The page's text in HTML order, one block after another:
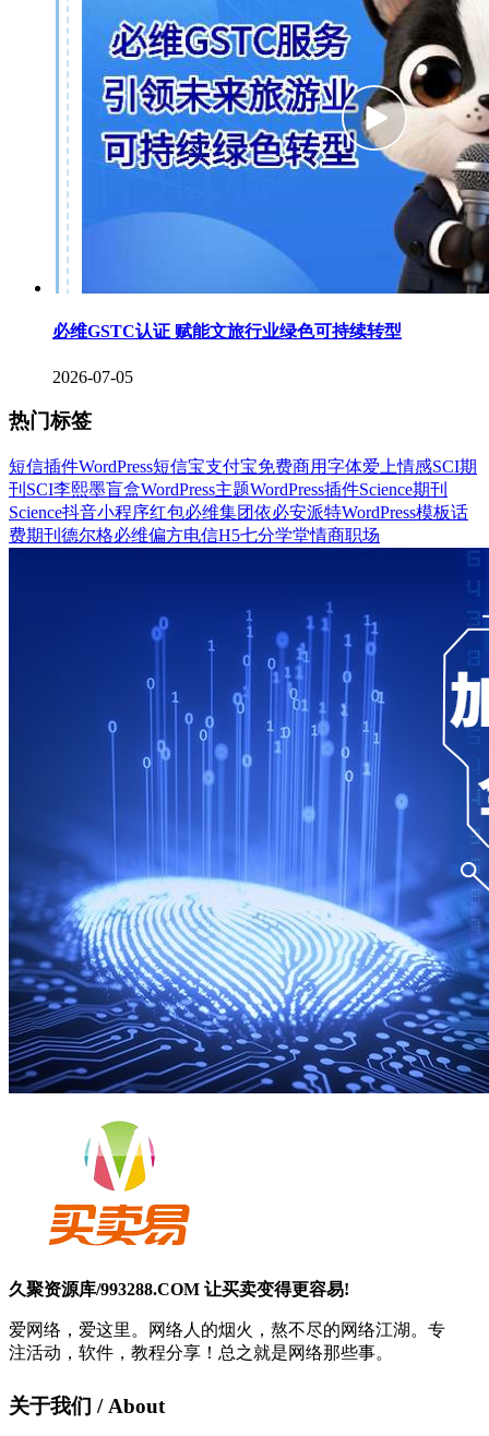
必维GSTC认证 赋能文旅行业绿色可持续转型
2026-07-05
热门标签
短信插件WordPress短信宝支付宝免费商用字体爱上情感SCI期
刊 SCI李熙墨盲盒WordPress主题WordPress插件Science期刊
Science抖音小程序红包必维集团依必安派特WordPress模板话
费期刊 德尔格必维偏方电信H5七分学堂情商职场
久聚资源库/993288.COM 让买卖变得更容易!
爱网络，爱这里。网络人的烟火，熬不尽的网络江湖。专
注活动，软件，教程分享！总之就是网络那些事。
关于我们 / About